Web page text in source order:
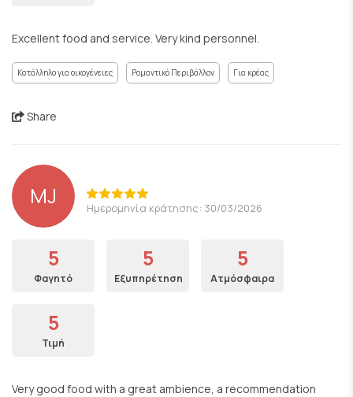
Excellent food and service. Very kind personnel.
Κατάλληλο για οικογένειες Ρομαντικό Περιβάλλον Για κρέας
Share
MJ Ημερομηνία κράτησης: 30/03/2026
5
Φαγητό
5
Εξυπηρέτηση
5
Ατμόσφαιρα
5
Τιμή
Very good food with a great ambience, a recommendation